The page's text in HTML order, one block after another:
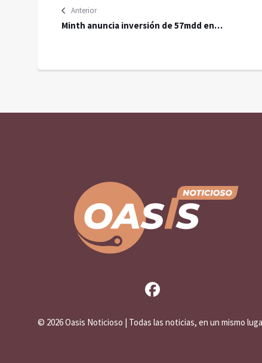
Anterior
Minth anuncia inversión de 57mdd en
© 2026 Oasis Noticioso | Todas las noticias, en un mismo